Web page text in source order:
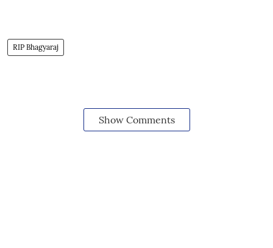
RIP Bhagyaraj
Show Comments